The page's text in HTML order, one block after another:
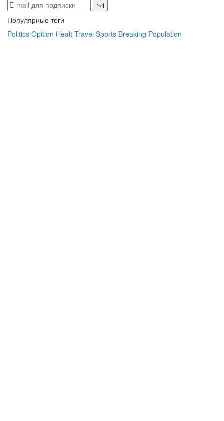
Популярные теги
Politics Opition Healt Travel Sports Breaking Population